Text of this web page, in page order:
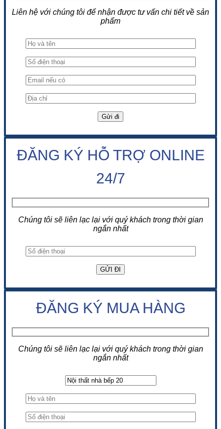
Liên hệ với chúng tôi để nhận được tư vấn chi tiết về sản
phẩm
ĐĂNG KÝ HỖ TRỢ ONLINE
24/7
Chúng tôi sẽ liên lạc lại với quý khách trong thời gian
ngắn nhất
ĐĂNG KÝ MUA HÀNG
Chúng tôi sẽ liên lạc lại với quý khách trong thời gian
ngắn nhất